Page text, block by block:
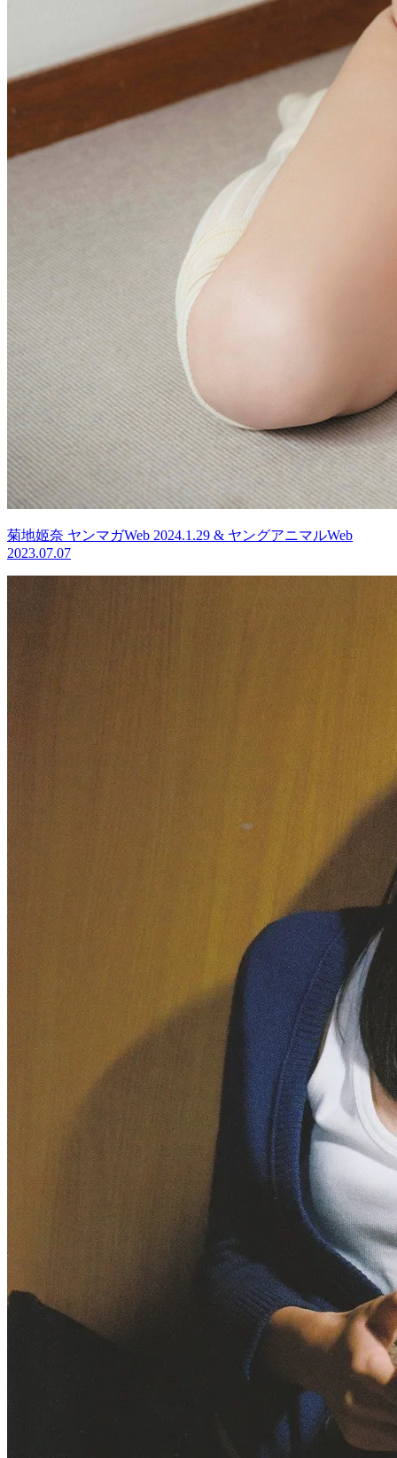
菊地姬奈 ヤンマガWeb 2024.1.29 & ヤングアニマルWeb
2023.07.07